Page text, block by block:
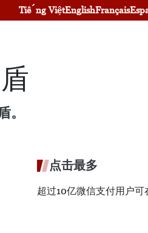
Tiếng ViệtEnglishFrançais
。
点击最多
超过10亿微信支付用户